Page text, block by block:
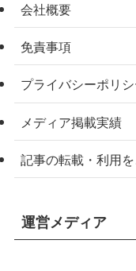
会社概要
免責事項
プライバシーポリ
メディア掲載実績
記事の転載・利用
運営メディア